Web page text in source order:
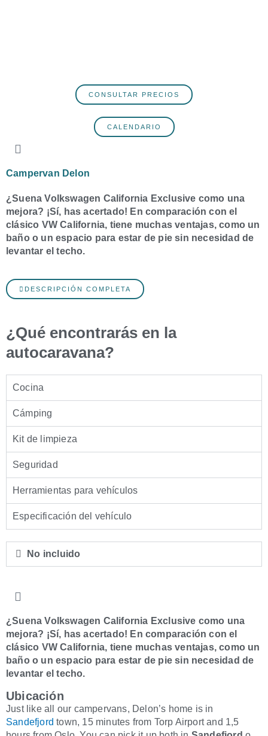
CONSULTAR PRECIOS
CALENDARIO
Campervan Delon
¿Suena Volkswagen California Exclusive como una
mejora? ¡Sí, has acertado! En comparación con el
clásico VW California, tiene muchas ventajas, como un
baño o un espacio para estar de pie sin necesidad de
levantar el techo.
DESCRIPCIÓN COMPLETA
¿Qué encontrarás en la
autocaravana?
Cocina
Cámping
Kit de limpieza
Seguridad
Herramientas para vehículos
Especificación del vehículo
No incluido
¿Suena Volkswagen California Exclusive como una
mejora? ¡Sí, has acertado! En comparación con el
clásico VW California, tiene muchas ventajas, como un
baño o un espacio para estar de pie sin necesidad de
levantar el techo.
Ubicación
Just like all our campervans, Delon’s home is in
Sandefjord town, 15 minutes from Torp Airport and 1,5